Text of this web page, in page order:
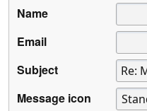
Name
Email
Subject
Message icon